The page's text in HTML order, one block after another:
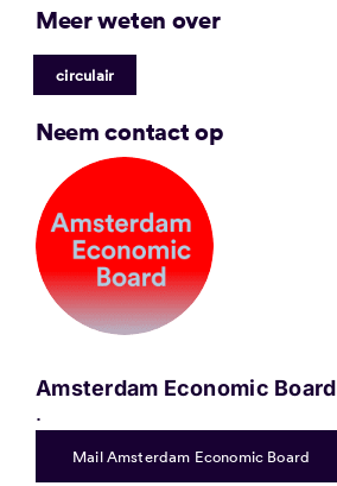
Meer weten over
circulair
Neem contact op
Amsterdam Economic Board
.
Mail Amsterdam Economic Board